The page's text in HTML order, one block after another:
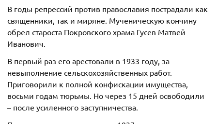
В годы репрессий против православия пострадали как
священники, так и миряне. Мученическую кончину
обрел староста Покровского храма Гусев Матвей
Иванович.
В первый раз его арестовали в 1933 году, за
невыполнение сельскохозяйственных работ.
Приговорили к полной конфискации имущества,
восьми годам тюрьмы. Но через 15 дней освободили
– после усиленного заступничества.